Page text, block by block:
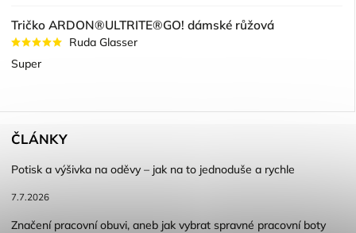
Tričko ARDON®ULTRITE®GO! dámské růžová
Ruda Glasser
Super
ČLÁNKY
Potisk a výšivka na oděvy – jak na to jednoduše a rychle
7.7.2026
Značení pracovní obuvi, aneb jak vybrat spravné pracovní boty